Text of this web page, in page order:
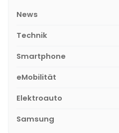
News
Technik
Smartphone
eMobilität
Elektroauto
Samsung